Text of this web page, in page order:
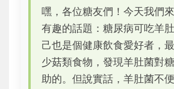
嘿，各位糖友們！今天我們
有趣的話題：糖尿病可吃羊
己也是個健康飲食愛好者，
少菇類食物，發現羊肚菌對
助的。但說實話，羊肚菌不